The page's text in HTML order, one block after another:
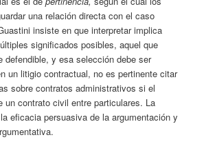
una relación directa con el caso
insiste en que interpretar implica
significados posibles, aquel que
defendible, y esa selección debe ser
un litigio contractual, no es pertinente citar
sobre contratos administrativos si el
un contrato civil entre particulares. La
eficacia persuasiva de la argumentación y